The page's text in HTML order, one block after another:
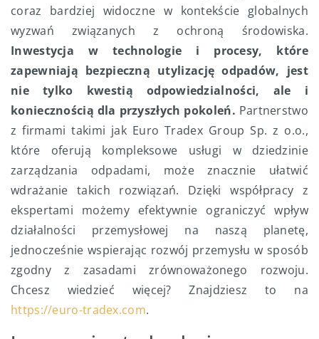
coraz bardziej widoczne w kontekście globalnych
wyzwań związanych z ochroną środowiska.
Inwestycja w technologie i procesy, które
zapewniają bezpieczną utylizację odpadów, jest
nie tylko kwestią odpowiedzialności, ale i
koniecznością dla przyszłych pokoleń. Partnerstwo
z firmami takimi jak Euro Tradex Group Sp. z o.o.,
które oferują kompleksowe usługi w dziedzinie
zarządzania odpadami, może znacznie ułatwić
wdrażanie takich rozwiązań. Dzięki współpracy z
ekspertami możemy efektywnie ograniczyć wpływ
działalności przemysłowej na naszą planetę,
jednocześnie wspierając rozwój przemysłu w sposób
zgodny z zasadami zrównoważonego rozwoju.
Chcesz wiedzieć więcej? Znajdziesz to na
https://euro-tradex.com.